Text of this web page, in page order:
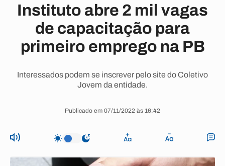
Instituto abre 2 mil vagas
de capacitação para
primeiro emprego na PB
Interessados podem se inscrever pelo site do Coletivo
Jovem da entidade.
Publicado em 07/11/2022 às 16:42